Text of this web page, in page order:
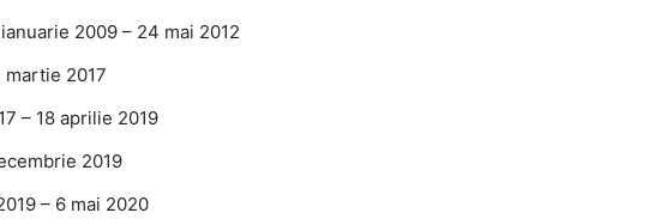
2009 – 24 mai 2012
martie 2017
– 18 aprilie 2019
2019
– 6 mai 2020